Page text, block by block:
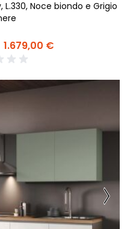
Noce biondo e Grigio
1.679,00 €